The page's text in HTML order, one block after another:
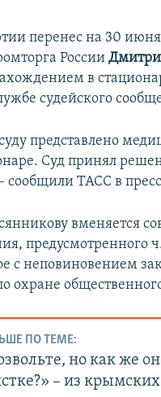
перенес на 30
России
в
судейского
представлено
Суд принял
сообщили ТАСС в
вменяется
предусмотренного
с неповиновением
охране
ПО ТЕМЕ:
но как же
– из